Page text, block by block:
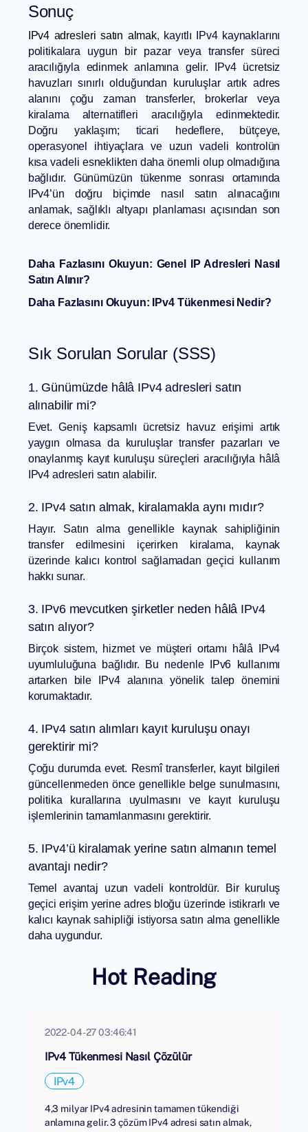
Sonuç
IPv4 adresleri satın almak, kayıtlı IPv4 kaynaklarını
politikalara uygun bir pazar veya transfer süreci
aracılığıyla edinmek anlamına gelir. IPv4 ücretsiz
havuzları sınırlı olduğundan kuruluşlar artık adres
alanını çoğu zaman transferler, brokerlar veya
kiralama alternatifleri aracılığıyla edinmektedir.
Doğru yaklaşım; ticari hedeflere, bütçeye,
operasyonel ihtiyaçlara ve uzun vadeli kontrolün
kısa vadeli esneklikten daha önemli olup olmadığına
bağlıdır. Günümüzün tükenme sonrası ortamında
IPv4’ün doğru biçimde nasıl satın alınacağını
anlamak, sağlıklı altyapı planlaması açısından son
derece önemlidir.
Daha Fazlasını Okuyun: Genel IP Adresleri Nasıl
Satın Alınır?
Daha Fazlasını Okuyun:
IPv4 Tükenmesi Nedir?
Sık Sorulan Sorular (SSS)
1. Günümüzde hâlâ IPv4 adresleri satın
alınabilir mi?
Evet. Geniş kapsamlı ücretsiz havuz erişimi artık
yaygın olmasa da kuruluşlar transfer pazarları ve
onaylanmış kayıt kuruluşu süreçleri aracılığıyla hâlâ
IPv4 adresleri satın alabilir.
2. IPv4 satın almak, kiralamakla aynı mıdır?
Hayır. Satın alma genellikle kaynak sahipliğinin
transfer edilmesini içerirken kiralama, kaynak
üzerinde kalıcı kontrol sağlamadan geçici kullanım
hakkı sunar.
3. IPv6 mevcutken şirketler neden hâlâ IPv4
satın alıyor?
Birçok sistem, hizmet ve müşteri ortamı hâlâ IPv4
uyumluluğuna bağlıdır. Bu nedenle IPv6 kullanımı
artarken bile IPv4 alanına yönelik talep önemini
korumaktadır.
4. IPv4 satın alımları kayıt kuruluşu onayı
gerektirir mi?
Çoğu durumda evet. Resmî transferler, kayıt bilgileri
güncellenmeden önce genellikle belge sunulmasını,
politika kurallarına uyulmasını ve kayıt kuruluşu
işlemlerinin tamamlanmasını gerektirir.
5. IPv4’ü kiralamak yerine satın almanın temel
avantajı nedir?
Temel avantaj uzun vadeli kontroldür. Bir kuruluş
geçici erişim yerine adres bloğu üzerinde istikrarlı ve
kalıcı kaynak sahipliği istiyorsa satın alma genellikle
daha uygundur.
Hot Reading
2022-04-27 03:46:41
IPv4 Tükenmesi Nasıl Çözülür
IPv4
4,3 milyar IPv4 adresinin tamamen tükendiği
anlamına gelir. 3 çözüm IPv4 adresi satın almak,